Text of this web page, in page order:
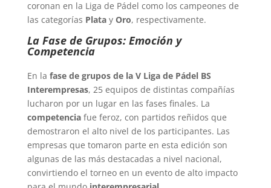
coronan en la Liga de Pádel como los campeones de
las categorías Platay Oro, respectivamente.
La Fase de Grupos: Emoción y
Competencia
En la fase de grupos de la V Liga de Pádel BS
Interempresas, 25 equipos de distintas compañías
lucharon por un lugar en las fases finales. La
competenciafue feroz, con partidos reñidos que
demostraron el alto nivel de los participantes. Las
empresas que tomaron parte en esta edición son
algunas de las más destacadas a nivel nacional,
convirtiendo el torneo en un evento de alto impacto